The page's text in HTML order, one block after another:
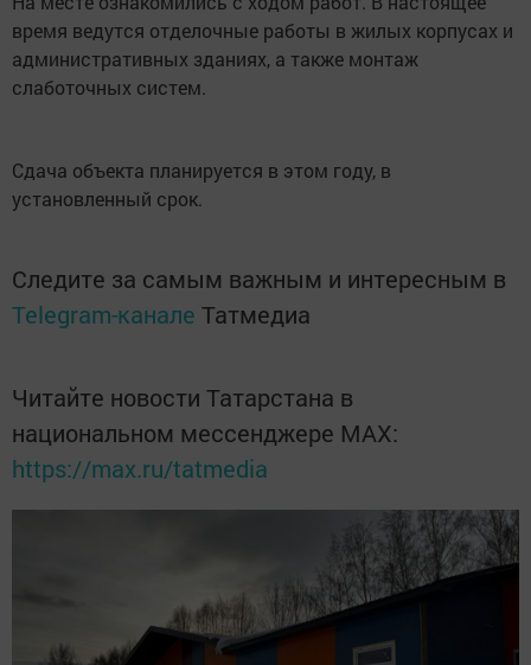
время ведутся отделочные работы в жилых корпусах и
административных зданиях, а также монтаж
слаботочных систем.
Сдача объекта планируется в этом году, в
установленный срок.
Следите за самым важным и интересным в
Telegram-канале Татмедиа
Читайте новости Татарстана в
национальном мессенджере MАХ:
https://max.ru/tatmedia